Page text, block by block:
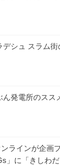
シュ スラム
発電所のスス
ラインが企画
」に「きしわ